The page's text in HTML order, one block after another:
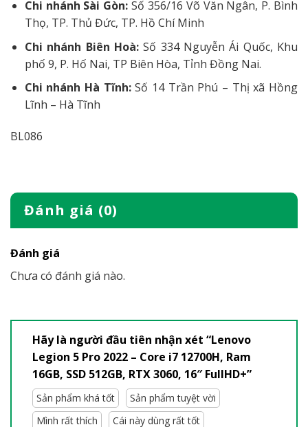
Chi nhánh Sài Gòn:Số 356/16 Võ Văn Ngân, P. Bình
Thọ, TP. Thủ Đức, TP. Hồ Chí Minh
Chi nhánh Biên Hoà:Số 334 Nguyễn Ái Quốc, Khu
phố 9, P. Hố Nai, TP Biên Hòa, Tỉnh Đồng Nai.
Chi nhánh Hà Tĩnh:Số 14 Trần Phú – Thị xã Hồng
Lĩnh – Hà Tĩnh
BL086
Đánh giá (0)
Đánh giá
Chưa có đánh giá nào.
Hãy là người đầu tiên nhận xét “Lenovo
Legion 5 Pro 2022 – Core i7 12700H, Ram
16GB, SSD 512GB, RTX 3060, 16″ FullHD+”
Sản phẩm khá tốt
Sản phẩm tuyệt vời
Mình rất thích
Cái này dùng rất tốt